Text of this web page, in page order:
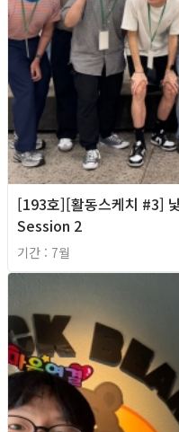
[193호][활동스케치 #3]
Session 2
기간 : 7월